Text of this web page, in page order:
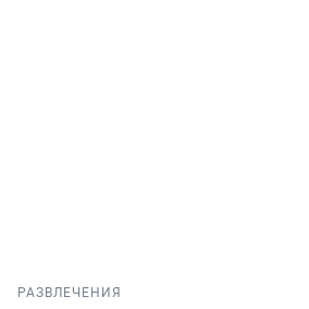
РАЗВЛЕЧЕНИЯ